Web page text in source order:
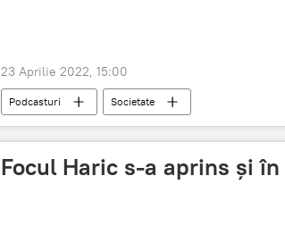
23 Aprilie 2022, 15:00
Podcasturi Societate
Focul Haric s-a aprins și